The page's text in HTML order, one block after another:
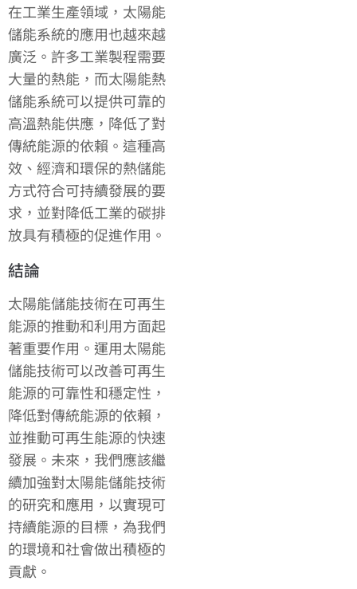
在工業生產領域，太陽能
儲能系統的應用也越來越
廣泛。許多工業製程需要
大量的熱能，而太陽能熱
儲能系統可以提供可靠的
高溫熱能供應，降低了對
傳統能源的依賴。這種高
效、經濟和環保的熱儲能
方式符合可持續發展的要
求，並對降低工業的碳排
放具有積極的促進作用。
結論
太陽能儲能技術在可再生
能源的推動和利用方面起
著重要作用。運用太陽能
儲能技術可以改善可再生
能源的可靠性和穩定性，
降低對傳統能源的依賴，
並推動可再生能源的快速
發展。未來，我們應該繼
續加強對太陽能儲能技術
的研究和應用，以實現可
持續能源的目標，為我們
的環境和社會做出積極的
貢獻。